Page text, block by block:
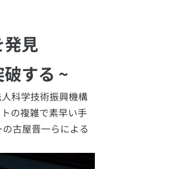
見
する ~
科学技術振興機構
の複雑で素早い手
古屋晋一らによる